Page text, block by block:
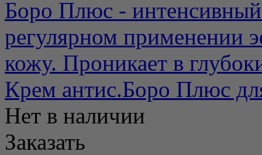
Боро Плюс -
регулярном применении
кожу. Проникает в
Крем антис.Боро Плюс
Нет в наличии
Заказать